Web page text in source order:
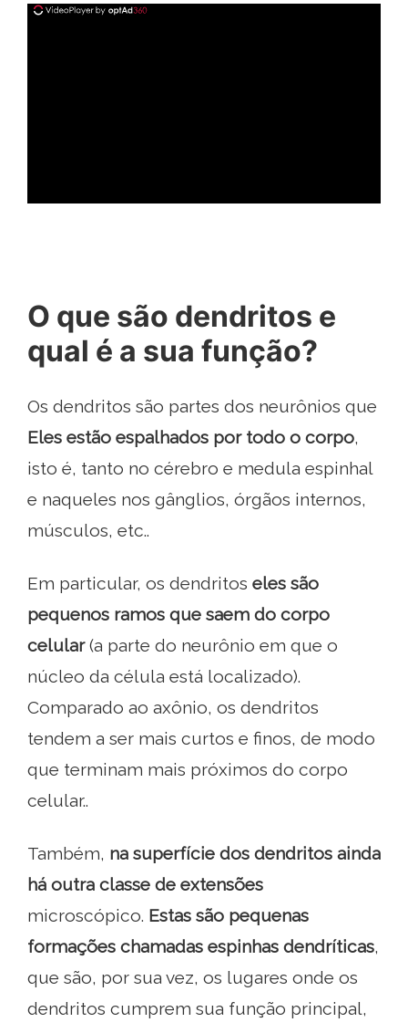
O que são dendritos e
qual é a sua função?
Os dendritos são partes dos neurônios que
Eles estão espalhados por todo o corpo,
isto é, tanto no cérebro e medula espinhal
e naqueles nos gânglios, órgãos internos,
músculos, etc..
Em particular, os dendritos eles são
pequenos ramos que saem do corpo
celular(a parte do neurônio em que o
núcleo da célula está localizado).
Comparado ao axônio, os dendritos
tendem a ser mais curtos e finos, de modo
que terminam mais próximos do corpo
celular..
Também, na superfície dos dendritos ainda
há outra classe de extensões
microscópico. Estas são pequenas
formações chamadas espinhas dendríticas,
que são, por sua vez, os lugares onde os
dendritos cumprem sua função principal,